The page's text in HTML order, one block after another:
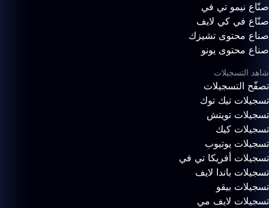
صنّاع نيمو تي في
صنّاع في كي لايف
صناع محتوى تشيزك
صناع محتوى يونو
شاهد التسجيلات
تصفّح التسجيلات
تسجيلات تيك توك
تسجيلات تويتش
تسجيلات كيك
تسجيلات يوتيوب
تسجيلات أفريكا تي في
تسجيلات باندا لايف
تسجيلات بيقو
تسجيلات لايف مي